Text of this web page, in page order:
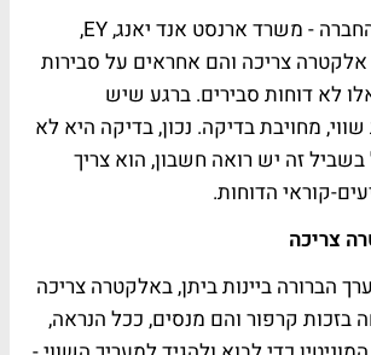
רואי החשבון של החברה - משרד ארנסט אנד יאנג, EY,
צריכה והם אחראים על סבירות
לא דוחות סבירים. ברגע שיש
שווי, מחויבת בדיקה. נכון, בדיקה היא לא
בשביל זה יש רואה חשבון, הוא צריך
קוראי הדוחות.
צריכה
הברורה ביינות ביתן, באלקטרה צריכה
בזכות קרפור והם מנסים, ככל הנראה,